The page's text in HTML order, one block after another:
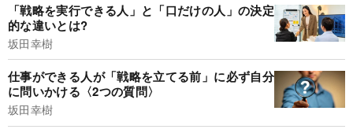
「戦略を実行できる人」と「口だけの人」の決定
的な違いとは?
坂田幸樹
仕事ができる人が「戦略を立てる前」に必ず自分
に問いかける〈2つの質問〉
坂田幸樹